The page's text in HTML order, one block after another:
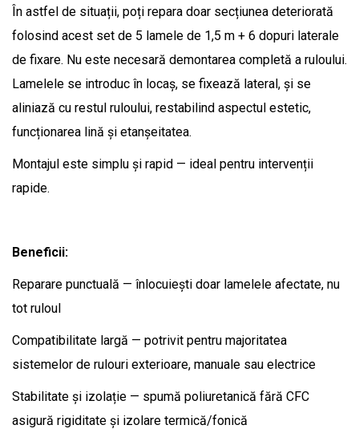
În astfel de situații, poți repara doar secțiunea deteriorată
folosind acest set de 5 lamele de 1,5 m + 6 dopuri laterale
de fixare. Nu este necesară demontarea completă a ruloului.
Lamelele se introduc în locaș, se fixează lateral, și se
aliniază cu restul ruloului, restabilind aspectul estetic,
funcționarea lină și etanșeitatea.
Montajul este simplu și rapid — ideal pentru intervenții
rapide.
Beneficii:
Reparare punctuală — înlocuiești doar lamelele afectate, nu
tot ruloul
Compatibilitate largă — potrivit pentru majoritatea
sistemelor de rulouri exterioare, manuale sau electrice
Stabilitate și izolație — spumă poliuretanică fără CFC
asigură rigiditate și izolare termică/fonică